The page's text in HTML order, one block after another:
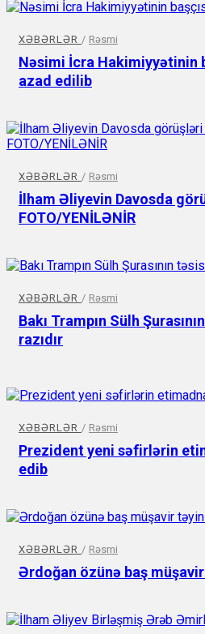
XƏBƏRLƏR / Rəsmi
Nəsimi İcra Hakimiyyətinin
azad edilib
XƏBƏRLƏR / Rəsmi
İlham Əliyevin Davosda
FOTO/YENİLƏNİR
XƏBƏRLƏR / Rəsmi
Bakı Trampın Sülh
razıdır
XƏBƏRLƏR / Rəsmi
Prezident yeni səfirlərin
edib
XƏBƏRLƏR / Rəsmi
Ərdoğan özünə baş